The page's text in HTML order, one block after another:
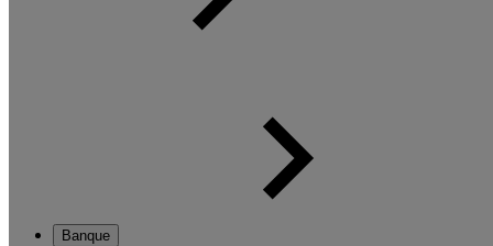
Banque